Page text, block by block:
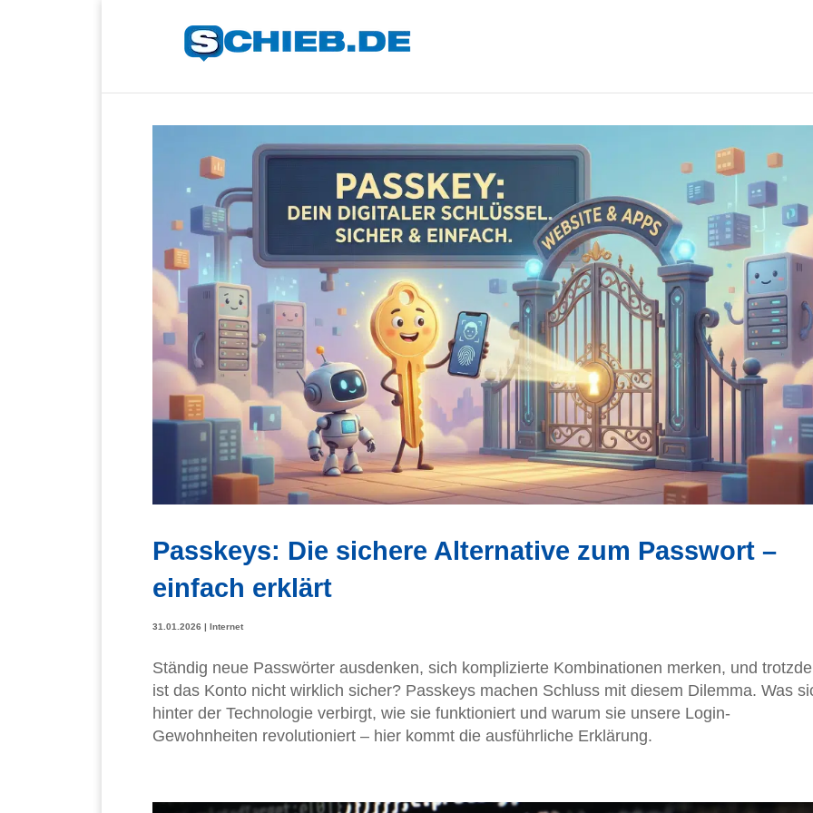
Passkeys: Die sichere Alternative zum Passwort –
einfach erklärt
31.01.2026 | Internet
Ständig neue Passwörter ausdenken, sich komplizierte Kombinationen merken, und
ist das Konto nicht wirklich sicher? Passkeys machen Schluss mit diesem Dilemma. Was
hinter der Technologie verbirgt, wie sie funktioniert und warum sie unsere Login-
Gewohnheiten revolutioniert – hier kommt die ausführliche Erklärung.